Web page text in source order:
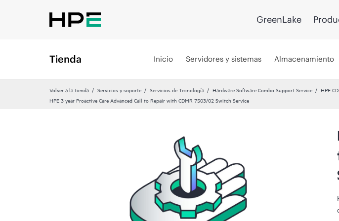
GreenLake
Tienda Inicio Servidores y sistemas Almacenamiento
Volver a la tienda Servicios y soporte Servicios de Tecnología Hardware Software Combo Support Service
HPE
HPE 3 year Proactive Care Advanced Call to Repair with CDMR 7503/02 Switch Service